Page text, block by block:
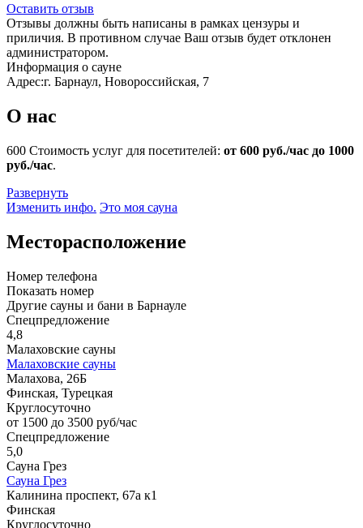
Оставить отзыв
Отзывы должны быть написаны в рамках цензуры и
приличия. В противном случае Ваш отзыв будет отклонен
администратором.
Информация о сауне
Адрес:г. Барнаул, Новороссийская, 7
О нас
600 Стоимость услуг для посетителей: от 600 руб./час до 1000
руб./час.
Развернуть
Изменить инфо. Это моя сауна
Месторасположение
Номер телефона
Показать номер
Другие сауны и бани в Барнауле
Спецпредложение
4,8
Малаховские сауны
Малаховские сауны
Малахова, 26Б
Финская, Турецкая
Круглосуточно
от 1500 до 3500 руб/час
Спецпредложение
5,0
Сауна Грез
Сауна Грез
Калинина проспект, 67а к1
Финская
Круглосуточно